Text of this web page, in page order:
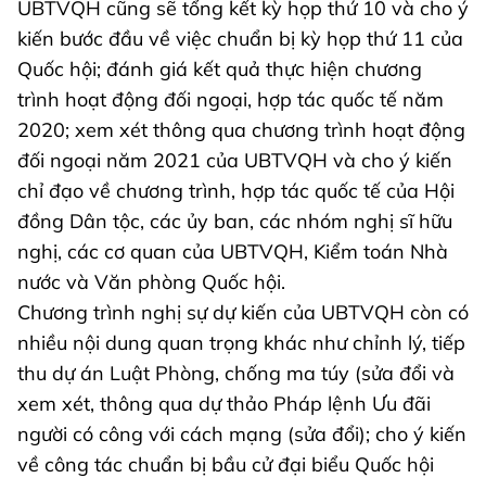
UBTVQH cũng sẽ tổng kết kỳ họp thứ 10 và cho ý
kiến bước đầu về việc chuẩn bị kỳ họp thứ 11 của
Quốc hội; đánh giá kết quả thực hiện chương
trình hoạt động đối ngoại, hợp tác quốc tế năm
2020; xem xét thông qua chương trình hoạt động
đối ngoại năm 2021 của UBTVQH và cho ý kiến
chỉ đạo về chương trình, hợp tác quốc tế của Hội
đồng Dân tộc, các ủy ban, các nhóm nghị sĩ hữu
nghị, các cơ quan của UBTVQH, Kiểm toán Nhà
nước và Văn phòng Quốc hội.
Chương trình nghị sự dự kiến của UBTVQH còn có
nhiều nội dung quan trọng khác như chỉnh lý, tiếp
thu dự án Luật Phòng, chống ma túy (sửa đổi và
xem xét, thông qua dự thảo Pháp lệnh Ưu đãi
người có công với cách mạng (sửa đổi); cho ý kiến
về công tác chuẩn bị bầu cử đại biểu Quốc hội